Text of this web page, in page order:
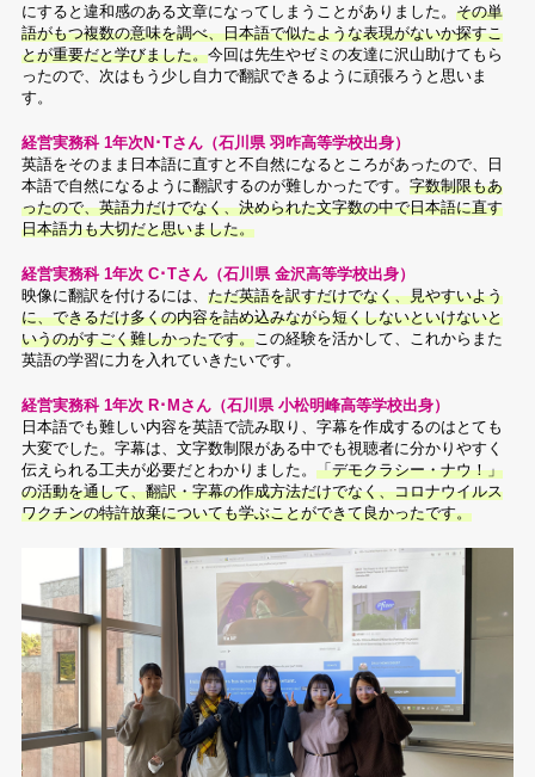
にすると違和感のある文章になってしまうことがありました。 その単
語がもつ複数の意味を調べ、日本語で似たような表現がないか探すこ
とが重要だと学びました。今回は先生やゼミの友達に沢山助けてもら
ったので、次はもう少し自力で翻訳できるように頑張ろうと思いま
す。
経営実務科 1年次N･Tさん（石川県 羽咋高等学校出身）
英語をそのまま日本語に直すと不自然になるところがあったので、日
本語で自然になるように翻訳するのが難しかったです。 字数制限もあ
ったので、英語力だけでなく、決められた文字数の中で日本語に直す
日本語力も大切だと思いました。
経営実務科 1年次 C･Tさん（石川県 金沢高等学校出身）
映像に翻訳を付けるには、 ただ英語を訳すだけでなく、見やすいよう
に、できるだけ多くの内容を詰め込みながら短くしないといけないと
いうのがすごく難しかったです。この経験を活かして、これからまた
英語の学習に力を入れていきたいです。
経営実務科 1年次 R･Mさん（石川県 小松明峰高等学校出身）
日本語でも難しい内容を英語で読み取り、字幕を作成するのはとても
大変でした。字幕は、文字数制限がある中でも視聴者に分かりやすく
伝えられる工夫が必要だとわかりました。 「デモクラシー・ナウ！」
の活動を通して、翻訳・字幕の作成方法だけでなく、コロナウイルス
ワクチンの特許放棄についても学ぶことができて良かったです。